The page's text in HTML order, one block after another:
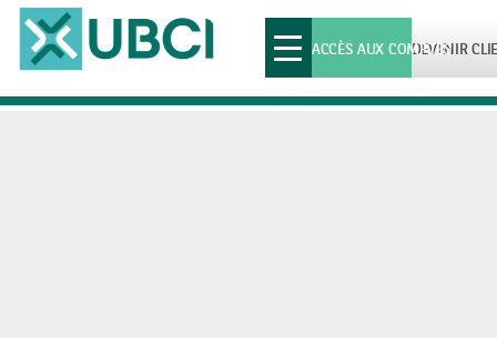
Toggle
navigationDEVENIR
ACCÈS AUX COMPTES